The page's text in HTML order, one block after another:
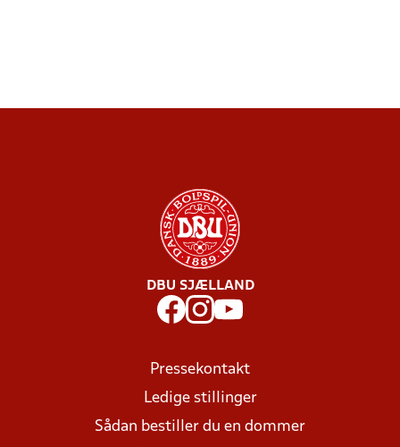
DBU SJÆLLAND
Pressekontakt
Ledige stillinger
Sådan bestiller du en dommer